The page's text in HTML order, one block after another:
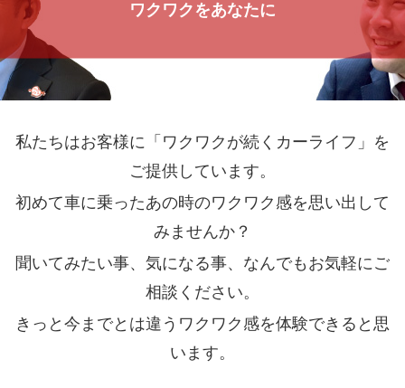
ワクワクをあなたに
私たちはお客様に「ワクワクが続くカーライフ」を
ご提供しています。
初めて車に乗ったあの時のワクワク感を思い出して
みませんか？
聞いてみたい事、気になる事、なんでもお気軽にご
相談ください。
きっと今までとは違うワクワク感を体験できると思
います。